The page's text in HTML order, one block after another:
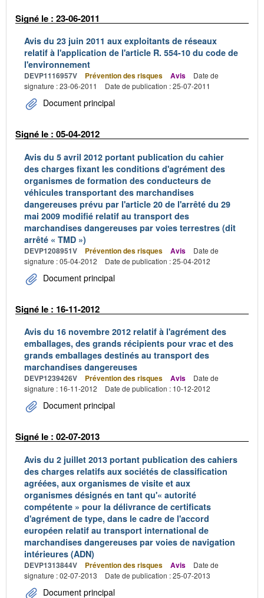
Signé le : 23-06-2011
Avis du 23 juin 2011 aux exploitants de réseaux
relatif à l'application de l'article R. 554-10 du code de
l'environnement
DEVP1116957V Prévention des risques Avis
Date de
signature : 23-06-2011
Date de publication : 25-07-2011
Document principal
Signé le : 05-04-2012
Avis du 5 avril 2012 portant publication du cahier
des charges fixant les conditions d'agrément des
organismes de formation des conducteurs de
véhicules transportant des marchandises
dangereuses prévu par l'article 20 de l'arrêté du 29
mai 2009 modifié relatif au transport des
marchandises dangereuses par voies terrestres (dit
arrêté « TMD »)
DEVP1208951V Prévention des risques Avis
Date de
signature : 05-04-2012
Date de publication : 25-04-2012
Document principal
Signé le : 16-11-2012
Avis du 16 novembre 2012 relatif à l'agrément des
emballages, des grands récipients pour vrac et des
grands emballages destinés au transport des
marchandises dangereuses
DEVP1239426V Prévention des risques Avis
Date de
signature : 16-11-2012
Date de publication : 10-12-2012
Document principal
Signé le : 02-07-2013
Avis du 2 juillet 2013 portant publication des cahiers
des charges relatifs aux sociétés de classification
agréées, aux organismes de visite et aux
organismes désignés en tant qu'« autorité
compétente » pour la délivrance de certificats
d'agrément de type, dans le cadre de l'accord
européen relatif au transport international de
marchandises dangereuses par voies de navigation
intérieures (ADN)
DEVP1313844V Prévention des risques Avis
Date de
signature : 02-07-2013
Date de publication : 25-07-2013
Document principal